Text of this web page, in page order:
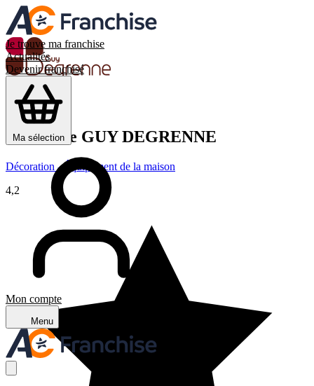
Je trouve ma franchise
Actualités
Devenir franchisé
Ma sélection
Mon compte
Menu
Franchise GUY DEGRENNE
Décoration - Équipement de la maison
4,2